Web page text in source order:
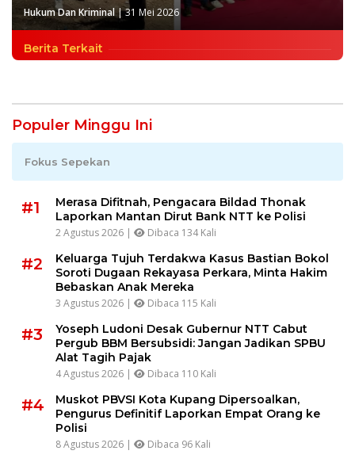
Hukum Dan Kriminal|31 Mei 2026
Berita Terkait
Populer Minggu Ini
Fokus Sepekan
#1
Merasa Difitnah, Pengacara Bildad Thonak
Laporkan Mantan Dirut Bank NTT ke Polisi
2 Agustus 2026 | Dibaca 134 Kali
#2
Keluarga Tujuh Terdakwa Kasus Bastian Bokol
Soroti Dugaan Rekayasa Perkara, Minta Hakim
Bebaskan Anak Mereka
3 Agustus 2026 | Dibaca 115 Kali
#3
Yoseph Ludoni Desak Gubernur NTT Cabut
Pergub BBM Bersubsidi: Jangan Jadikan SPBU
Alat Tagih Pajak
4 Agustus 2026 | Dibaca 110 Kali
#4
Muskot PBVSI Kota Kupang Dipersoalkan,
Pengurus Definitif Laporkan Empat Orang ke
Polisi
8 Agustus 2026 | Dibaca 96 Kali